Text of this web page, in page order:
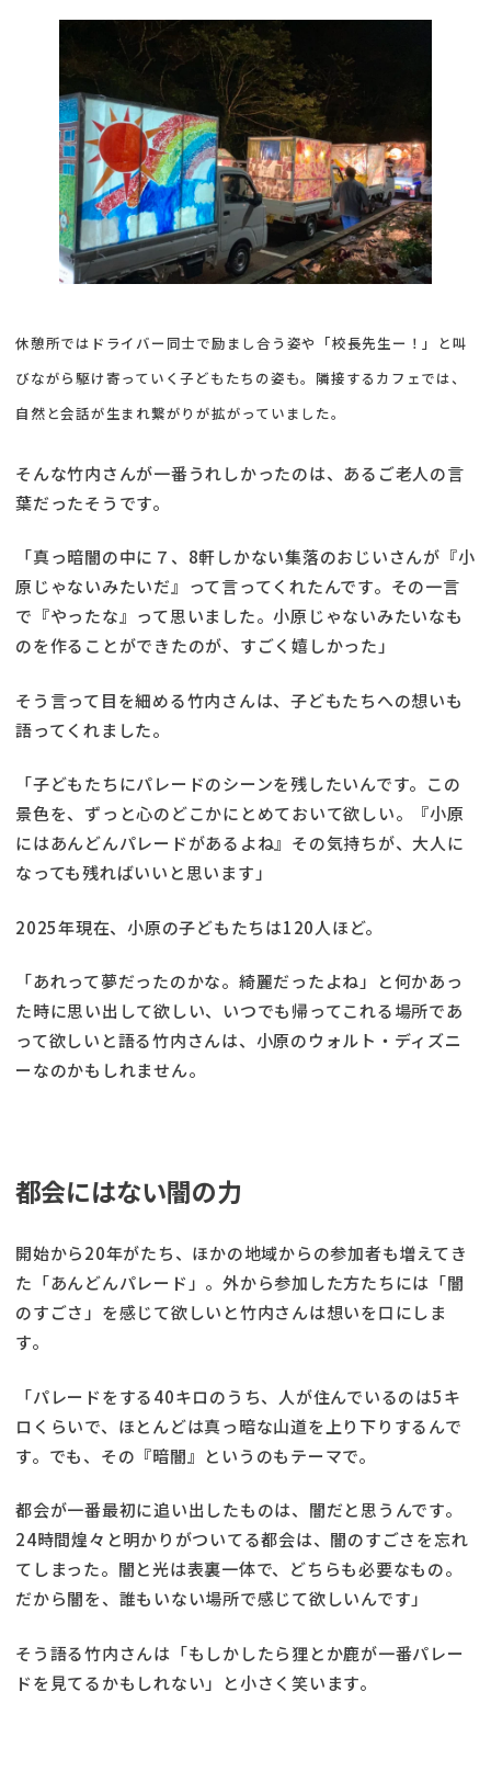
休憩所ではドライバー同士で励まし合う姿や「校長先生ー！」と叫
びながら駆け寄っていく子どもたちの姿も。隣接するカフェでは、
自然と会話が生まれ繋がりが拡がっていました。
そんな竹内さんが一番うれしかったのは、あるご老人の言
葉だったそうです。
「真っ暗闇の中に７、8軒しかない集落のおじいさんが『小
原じゃないみたいだ』って言ってくれたんです。その一言
で『やったな』って思いました。小原じゃないみたいなも
のを作ることができたのが、すごく嬉しかった」
そう言って目を細める竹内さんは、子どもたちへの想いも
語ってくれました。
「子どもたちにパレードのシーンを残したいんです。この
景色を、ずっと心のどこかにとめておいて欲しい。『小原
にはあんどんパレードがあるよね』その気持ちが、大人に
なっても残ればいいと思います」
2025年現在、小原の子どもたちは120人ほど。
「あれって夢だったのかな。綺麗だったよね」と何かあっ
た時に思い出して欲しい、いつでも帰ってこれる場所であ
って欲しいと語る竹内さんは、小原のウォルト・ディズニ
ーなのかもしれません。
都会にはない闇の力
開始から20年がたち、ほかの地域からの参加者も増えてき
た「あんどんパレード」。外から参加した方たちには「闇
のすごさ」を感じて欲しいと竹内さんは想いを口にしま
す。
「パレードをする40キロのうち、人が住んでいるのは5キ
ロくらいで、ほとんどは真っ暗な山道を上り下りするんで
す。でも、その『暗闇』というのもテーマで。
都会が一番最初に追い出したものは、闇だと思うんです。
24時間煌々と明かりがついてる都会は、闇のすごさを忘れ
てしまった。闇と光は表裏一体で、どちらも必要なもの。
だから闇を、誰もいない場所で感じて欲しいんです」
そう語る竹内さんは「もしかしたら狸とか鹿が一番パレー
ドを見てるかもしれない」と小さく笑います。